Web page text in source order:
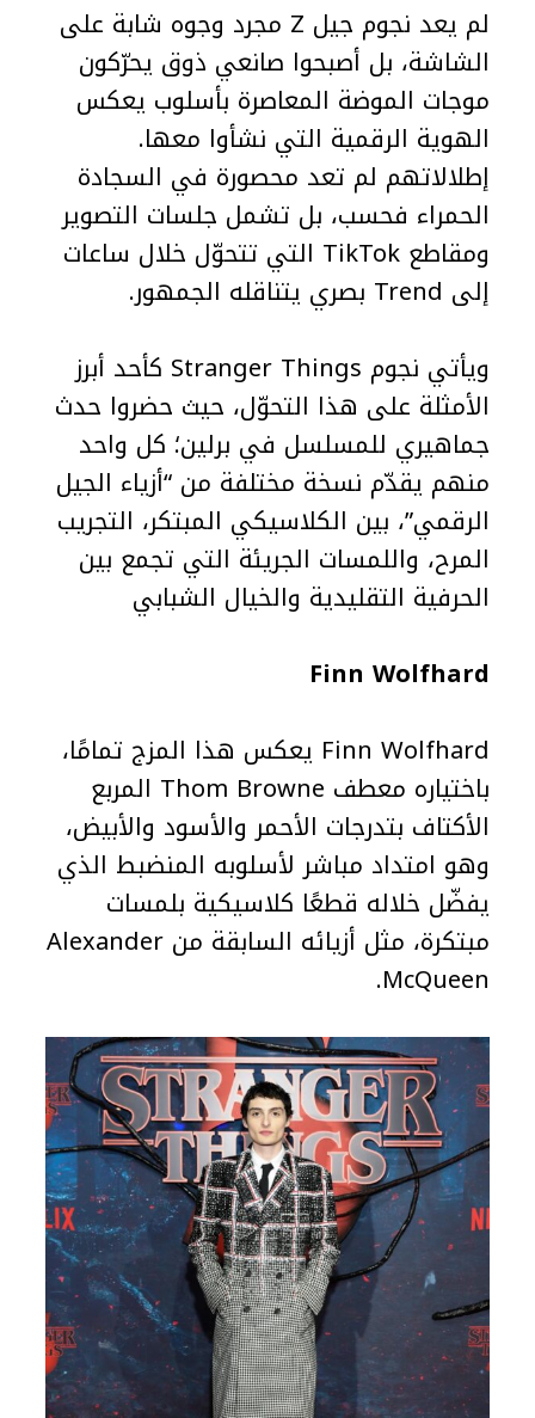
لم يعد نجوم جيل Z مجرد وجوه شابة على
الشاشة، بل أصبحوا صانعي ذوق يحرّكون
موجات الموضة المعاصرة بأسلوب يعكس
الهوية الرقمية التي نشأوا معها.
إطلالاتهم لم تعد محصورة في السجادة
الحمراء فحسب، بل تشمل جلسات التصوير
ومقاطع TikTok التي تتحوّل خلال ساعات
إلى Trend بصري يتناقله الجمهور.
ويأتي نجوم Stranger Things كأحد أبرز
الأمثلة على هذا التحوّل، حيث حضروا حدث
جماهيري للمسلسل في برلين؛ كل واحد
منهم يقدّم نسخة مختلفة من “أزياء الجيل
الرقمي”، بين الكلاسيكي المبتكر، التجريب
المرح، واللمسات الجريئة التي تجمع بين
الحرفية التقليدية والخيال الشبابي
Finn Wolfhard
Finn Wolfhard يعكس هذا المزج تمامًا،
باختياره معطف Thom Browne المربع
الأكتاف بتدرجات الأحمر والأسود والأبيض،
وهو امتداد مباشر لأسلوبه المنضبط الذي
يفضّل خلاله قطعًا كلاسيكية بلمسات
مبتكرة، مثل أزيائه السابقة من Alexander
McQueen.